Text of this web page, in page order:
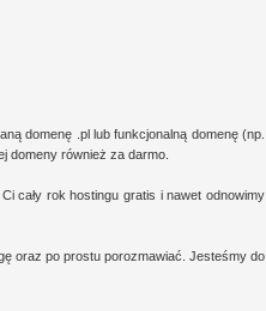
domenę .pl lub funkcjonalną domenę (np.
domeny również za darmo.
cały rok hostingu gratis i nawet odnowimy
oraz po prostu porozmawiać. Jesteśmy do